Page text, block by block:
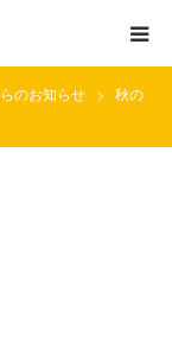
のお知らせ
秋の